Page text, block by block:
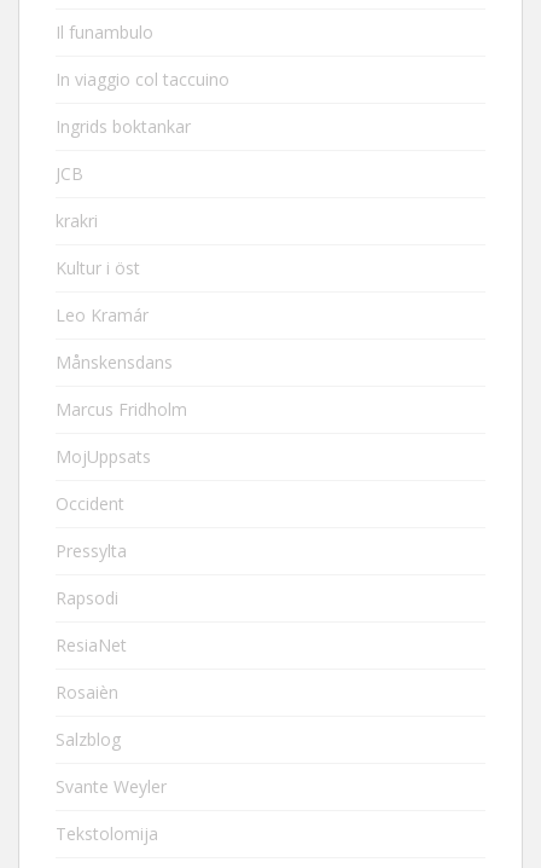
Il funambulo
In viaggio col taccuino
Ingrids boktankar
JCB
krakri
Kultur i öst
Leo Kramár
Månskensdans
Marcus Fridholm
MojUppsats
Occident
Pressylta
Rapsodi
ResiaNet
Rosaièn
Salzblog
Svante Weyler
Tekstolomija